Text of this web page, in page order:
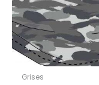
Grises